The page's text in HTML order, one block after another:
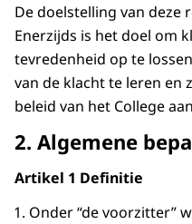
De doelstelling van deze
Enerzijds is het doel om
tevredenheid op te
van de klacht te leren en
beleid van het College
2. Algemene
Artikel 1 Definitie
Onder “de voorzitter”